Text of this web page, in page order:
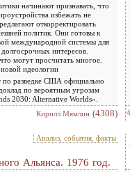
начинают признавать, что
избежать не
откорректировать
политик. Они готовы к
международной системы для
интересов.
могут просчитать многое.
идеологии
по разведке США официально
по вероятным угрозам
2030: Alternative Worlds».
Кирилл Мямлин (4308)
Анализ, события, факты
Альянса. 1976 год.